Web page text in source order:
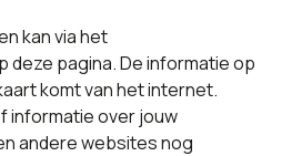
kan via het
deze pagina. De informatie op
komt van het internet.
informatie over jouw
andere websites nog